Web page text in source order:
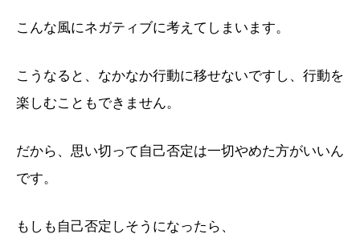
こんな風にネガティブに考えてしまいます。
こうなると、なかなか行動に移せないですし、行動を
楽しむこともできません。
だから、思い切って自己否定は一切やめた方がいいん
です。
もしも自己否定しそうになったら、